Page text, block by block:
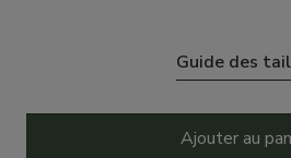
Guide des
Ajouter au